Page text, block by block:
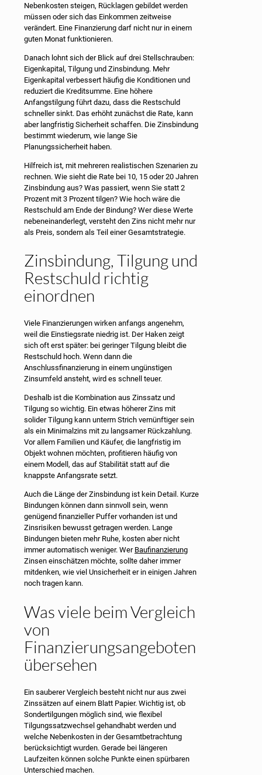
Nebenkosten steigen, Rücklagen gebildet werden
müssen oder sich das Einkommen zeitweise
verändert. Eine Finanzierung darf nicht nur in einem
guten Monat funktionieren.
Danach lohnt sich der Blick auf drei Stellschrauben:
Eigenkapital, Tilgung und Zinsbindung. Mehr
Eigenkapital verbessert häufig die Konditionen und
reduziert die Kreditsumme. Eine höhere
Anfangstilgung führt dazu, dass die Restschuld
schneller sinkt. Das erhöht zunächst die Rate, kann
aber langfristig Sicherheit schaffen. Die Zinsbindung
bestimmt wiederum, wie lange Sie
Planungssicherheit haben.
Hilfreich ist, mit mehreren realistischen Szenarien zu
rechnen. Wie sieht die Rate bei 10, 15 oder 20 Jahren
Zinsbindung aus? Was passiert, wenn Sie statt 2
Prozent mit 3 Prozent tilgen? Wie hoch wäre die
Restschuld am Ende der Bindung? Wer diese Werte
nebeneinanderlegt, versteht den Zins nicht mehr nur
als Preis, sondern als Teil einer Gesamtstrategie.
Zinsbindung, Tilgung und
Restschuld richtig
einordnen
Viele Finanzierungen wirken anfangs angenehm,
weil die Einstiegsrate niedrig ist. Der Haken zeigt
sich oft erst später: bei geringer Tilgung bleibt die
Restschuld hoch. Wenn dann die
Anschlussfinanzierung in einem ungünstigen
Zinsumfeld ansteht, wird es schnell teuer.
Deshalb ist die Kombination aus Zinssatz und
Tilgung so wichtig. Ein etwas höherer Zins mit
solider Tilgung kann unterm Strich vernünftiger sein
als ein Minimalzins mit zu langsamer Rückzahlung.
Vor allem Familien und Käufer, die langfristig im
Objekt wohnen möchten, profitieren häufig von
einem Modell, das auf Stabilität statt auf die
knappste Anfangsrate setzt.
Auch die Länge der Zinsbindung ist kein Detail. Kurze
Bindungen können dann sinnvoll sein, wenn
genügend finanzieller Puffer vorhanden ist und
Zinsrisiken bewusst getragen werden. Lange
Bindungen bieten mehr Ruhe, kosten aber nicht
immer automatisch weniger. Wer Baufinanzierung
Zinsen einschätzen möchte, sollte daher immer
mitdenken, wie viel Unsicherheit er in einigen Jahren
noch tragen kann.
Was viele beim Vergleich
von
Finanzierungsangeboten
übersehen
Ein sauberer Vergleich besteht nicht nur aus zwei
Zinssätzen auf einem Blatt Papier. Wichtig ist, ob
Sondertilgungen möglich sind, wie flexibel
Tilgungssatzwechsel gehandhabt werden und
welche Nebenkosten in der Gesamtbetrachtung
berücksichtigt wurden. Gerade bei längeren
Laufzeiten können solche Punkte einen spürbaren
Unterschied machen.